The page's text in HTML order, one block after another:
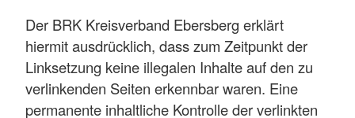
Der BRK Kreisverband Ebersberg erklärt
hiermit ausdrücklich, dass zum Zeitpunkt der
Linksetzung keine illegalen Inhalte auf den zu
verlinkenden Seiten erkennbar waren. Eine
permanente inhaltliche Kontrolle der verlinkten